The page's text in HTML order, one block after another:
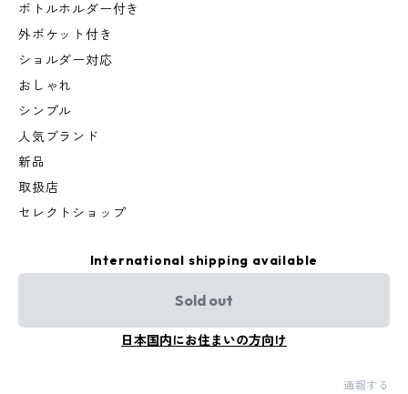
ボトルホルダー付き
外ポケット付き
ショルダー対応
おしゃれ
シンプル
人気ブランド
新品
取扱店
セレクトショップ
International shipping available
Sold out
日本国内にお住まいの方向け
通報する